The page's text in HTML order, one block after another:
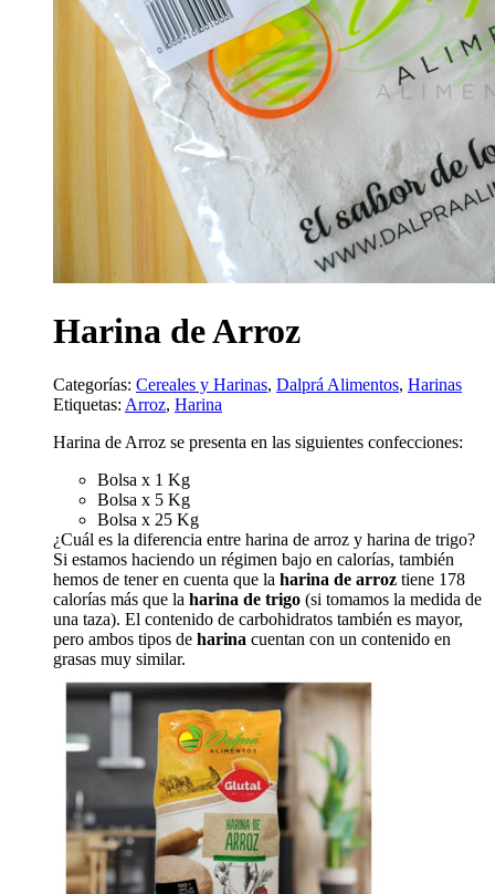
Harina de Arroz
Categorías: Cereales y Harinas, Dalprá Alimentos, Harinas
Etiquetas: Arroz, Harina
Harina de Arroz se presenta en las siguientes confecciones:
Bolsa x 1 Kg
Bolsa x 5 Kg
Bolsa x 25 Kg
¿Cuál es la diferencia entre harina de arroz y harina de trigo?
Si estamos haciendo un régimen bajo en calorías, también
hemos de tener en cuenta que la harina de arroz tiene 178
calorías más que la harina de trigo (si tomamos la medida de
una taza). El contenido de carbohidratos también es mayor,
pero ambos tipos de harina cuentan con un contenido en
grasas muy similar.